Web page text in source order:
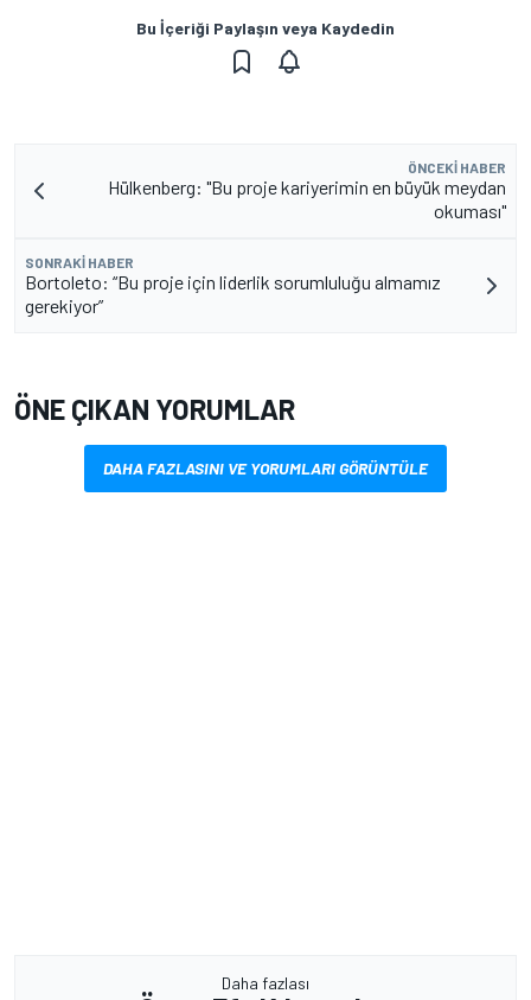
Bu İçeriği Paylaşın veya Kaydedin
ÖNCEKI HABER
Hülkenberg: "Bu proje kariyerimin en büyük meydan
okuması"
SONRAKI HABER
Bortoleto: “Bu proje için liderlik sorumluluğu almamız
gerekiyor”
ÖNE ÇIKAN YORUMLAR
DAHA FAZLASINI VE YORUMLARI GÖRÜNTÜLE
Daha fazlası